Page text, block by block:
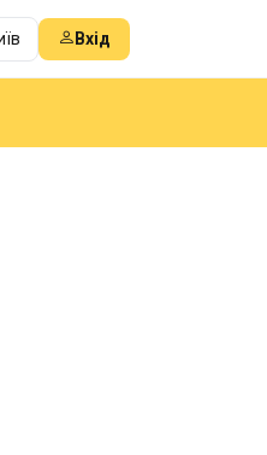
Вхід